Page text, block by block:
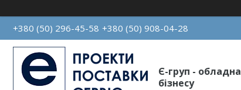
+380 (50) 296-45-58 +380 (50) 908-04-28
Є-груп -
бізнесу